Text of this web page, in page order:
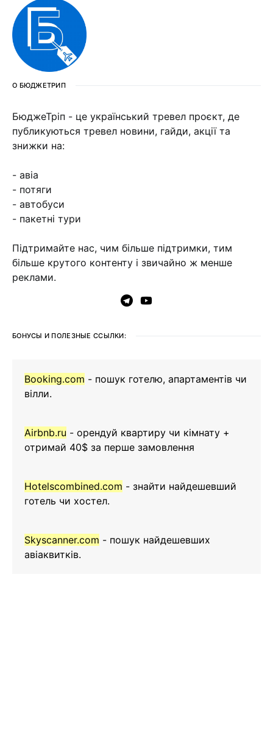
О БЮДЖЕТРИП
БюджеТріп - це український тревел проєкт, де
публикуються тревел новини, гайди, акції та
знижки на:
- авіа
- потяги
- автобуси
- пакетні тури
Підтримайте нас, чим більше підтримки, тим
більше крутого контенту і звичайно ж менше
реклами.
БОНУСЫ И ПОЛЕЗНЫЕ ССЫЛКИ:
Booking.com - пошук готелю, апартаментів чи
вілли.
Airbnb.ru - орендуй квартиру чи кімнату +
отримай 40$ за перше замовлення
Hotelscombined.com - знайти найдешевший
готель чи хостел.
Skyscanner.com - пошук найдешевших
авіаквитків.